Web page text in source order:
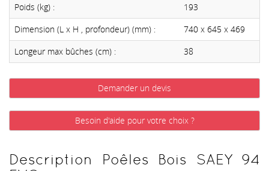
Poids (kg) :
193
Dimension (L x H , profondeur) (mm) :
740 x 645 x 469
Longeur max bûches (cm) :
38
Demander un devis
Besoin d'aide pour votre choix ?
Description Poêles Bois SAEY 94